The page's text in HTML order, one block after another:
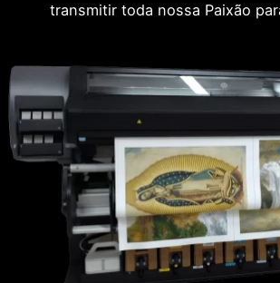
transmitir toda nossa Paixão